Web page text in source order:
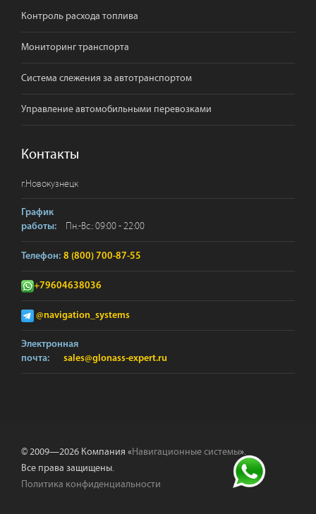
Контроль расхода топлива
Мониторинг транспорта
Система слежения за автотранспортом
Управление автомобильными перевозками
Контакты
г.Новокузнецк
График
работы:
Пн.-Вс.: 09:00 - 22:00
Телефон: 8 (800) 700-87-55
+79604638036
@navigation_systems
Электронная
почта:
sales@glonass-expert.ru
© 2009—2026 Компания «Навигационные системы».
Все права защищены.
Политика конфиденциальности